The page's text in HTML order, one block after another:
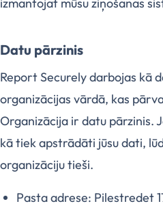
Datu pārzinis
Report Securely darbojas kā
organizācijas vārdā, kas
Organizācija ir datu pārzinis.
kā tiek apstrādāti jūsu dati,
organizāciju tieši.
Pasta adrese: Pilestredet